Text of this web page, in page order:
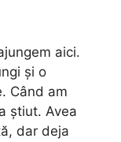
aici.
și o
Când am
știut. Avea
dar deja